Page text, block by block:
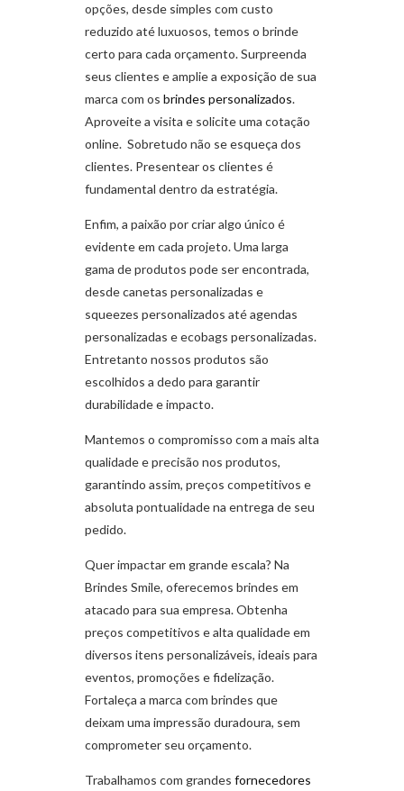
opções, desde simples com custo
reduzido até luxuosos, temos o brinde
certo para cada orçamento. Surpreenda
seus clientes e amplie a exposição de sua
marca com os brindes personalizados.
Aproveite a visita e solicite uma cotação
online. Sobretudo não se esqueça dos
clientes. Presentear os clientes é
fundamental dentro da estratégia.
Enfim, a paixão por criar algo único é
evidente em cada projeto. Uma larga
gama de produtos pode ser encontrada,
desde canetas personalizadas e
squeezes personalizados até agendas
personalizadas e ecobags personalizadas.
Entretanto nossos produtos são
escolhidos a dedo para garantir
durabilidade e impacto.
Mantemos o compromisso com a mais alta
qualidade e precisão nos produtos,
garantindo assim, preços competitivos e
absoluta pontualidade na entrega de seu
pedido.
Quer impactar em grande escala? Na
Brindes Smile, oferecemos brindes em
atacado para sua empresa. Obtenha
preços competitivos e alta qualidade em
diversos itens personalizáveis, ideais para
eventos, promoções e fidelização.
Fortaleça a marca com brindes que
deixam uma impressão duradoura, sem
comprometer seu orçamento.
Trabalhamos com grandes fornecedores